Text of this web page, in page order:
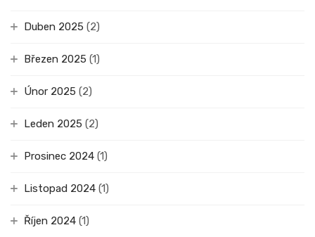
Duben 2025 (2)
Březen 2025 (1)
Únor 2025 (2)
Leden 2025 (2)
Prosinec 2024 (1)
Listopad 2024 (1)
Říjen 2024 (1)